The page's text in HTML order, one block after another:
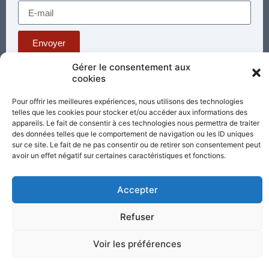
Gérer le consentement aux
cookies
Pour offrir les meilleures expériences, nous utilisons des technologies
telles que les cookies pour stocker et/ou accéder aux informations des
appareils. Le fait de consentir à ces technologies nous permettra de traiter
des données telles que le comportement de navigation ou les ID uniques
sur ce site. Le fait de ne pas consentir ou de retirer son consentement peut
avoir un effet négatif sur certaines caractéristiques et fonctions.
Accepter
Refuser
Voir les préférences
Envoyer
Téléphone : 03 85 81 56 00
standard@sacrecoeur-paray.org
Paray TV
Agenda Nous contacter
Nos
partenaires
Mentions
légales
Partagez cette page